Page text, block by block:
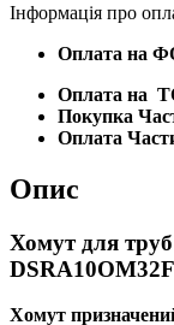
Інформація про
Оплата на
Оплата на
Покупка
Оплата
Опис
Хомут для
Хомут